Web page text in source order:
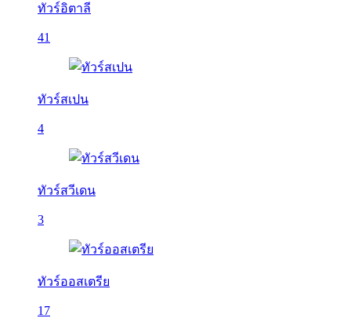
ทัวร์อิตาลี
41
ทัวร์สเปน
4
ทัวร์สวีเดน
3
ทัวร์ออสเตรีย
17